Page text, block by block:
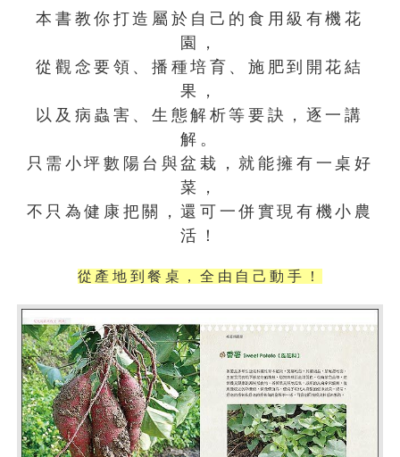
本書教你打造屬於自己的食用級有機花
園，
從觀念要領、播種培育、施肥到開花結
果，
以及病蟲害、生態解析等要訣，逐一講
解。
只需小坪數陽台與盆栽，就能擁有一桌好
菜，
不只為健康把關，還可一併實現有機小農
活！
從產地到餐桌，全由自己動手！